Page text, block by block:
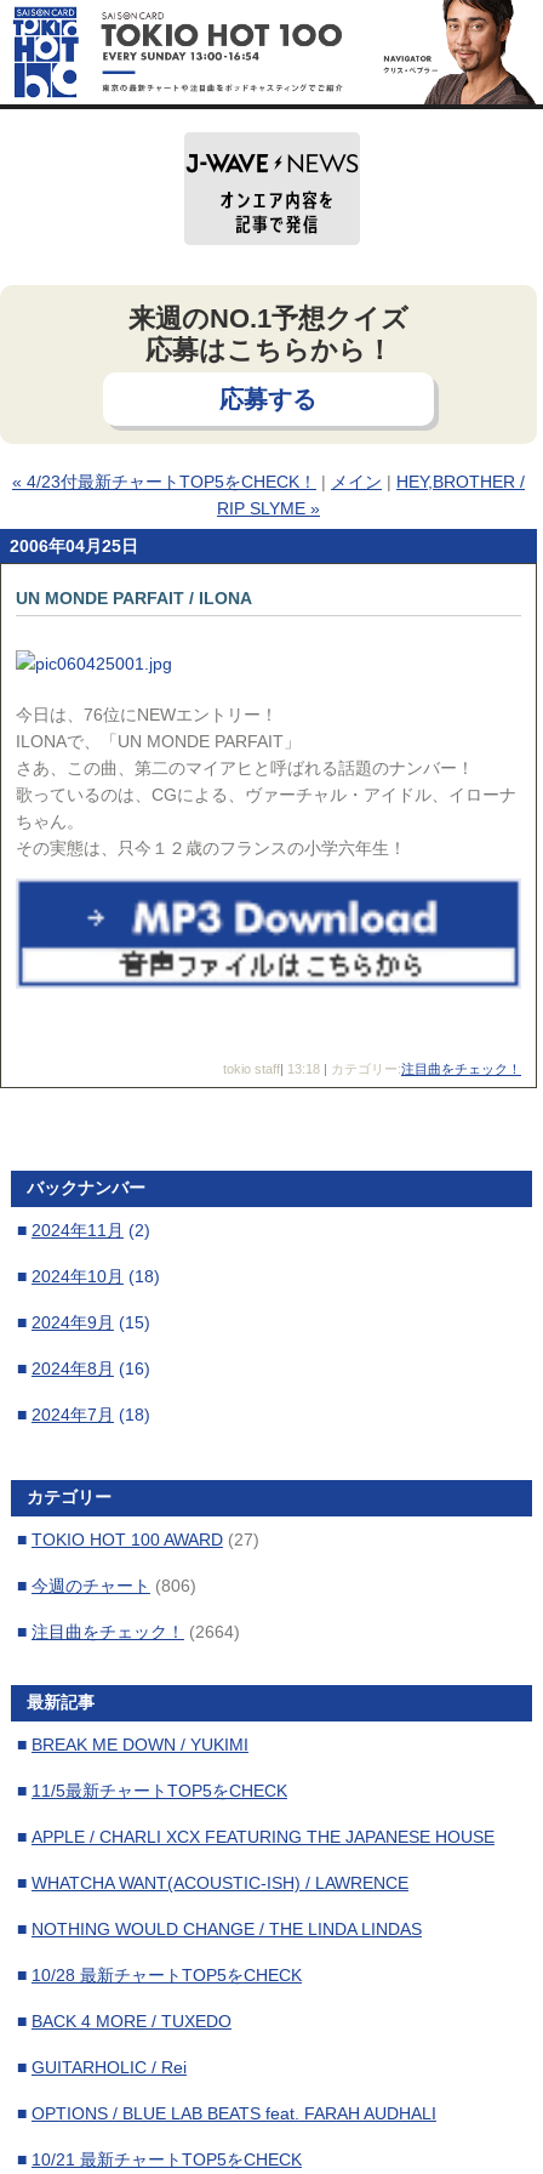
来週のNO.1予想クイズ
応募はこちらから！
応募する
« 4/23付最新チャートTOP5をCHECK！ | メイン | HEY,BROTHER /
RIP SLYME »
2006年04月25日
UN MONDE PARFAIT / ILONA
今日は、76位にNEWエントリー！
ILONAで、「UN MONDE PARFAIT」
さあ、この曲、第二のマイアヒと呼ばれる話題のナンバー！
歌っているのは、CGによる、ヴァーチャル・アイドル、イローナ
ちゃん。
その実態は、只今１２歳のフランスの小学六年生！
tokio staff| 13:18 | カテゴリー:注目曲をチェック！
バックナンバー
■ 2024年11月 (2)
■ 2024年10月 (18)
■ 2024年9月 (15)
■ 2024年8月 (16)
■ 2024年7月 (18)
■2024年5月
2024年4月(17)
2024年3月(15)
2024年2月(16)
■2024年1月(17)
■ 2023年12月 (16)
■ 2023年11月(17)
■ 2023年10月 (17)
■ 2023年9月 (15)
■ 2023年8月 (19)
■ 2023年7月(16)
■ 2023年6月(17)
■ 2023年5月(18)
■ 2023年4月 (16)
■ 2023年3月(17)
カテゴリー
■ TOKIO HOT 100 AWARD(27)
■ 今週のチャート (806)
■ 注目曲をチェック！ (2664)
最新記事
■ BREAK ME DOWN / YUKIMI
■ 11/5最新チャートTOP5をCHECK
■ APPLE / CHARLI XCX FEATURING THE JAPANESE HOUSE
■ WHATCHA WANT(ACOUSTIC-ISH) / LAWRENCE
■ NOTHING WOULD CHANGE / THE LINDA LINDAS
■ 10/28 最新チャートTOP5をCHECK
■ BACK 4 MORE / TUXEDO
■ GUITARHOLIC / Rei
■ OPTIONS / BLUE LAB BEATS feat. FARAH AUDHALI
■ 10/21 最新チャートTOP5をCHECK